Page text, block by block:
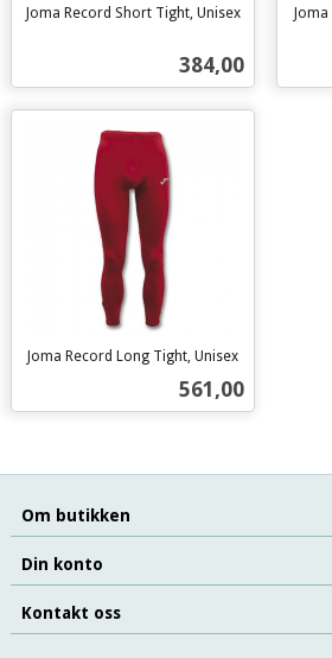
Joma Record Short Tight, Unisex
Pris
384,00
Joma Record Long Tight, Unisex
Pris
561,00
Om butikken
Din konto
Kontakt oss